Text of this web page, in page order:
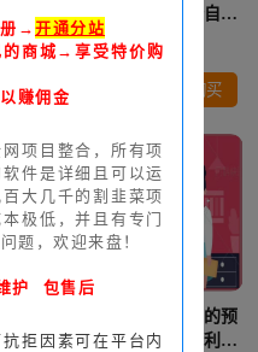
季全自动跑刀死绑号玩法全自动
搬砖挂机项目，单窗口30+【挂
机脚本+使用教程】
￥9.99元
库存充足 购买
【高端精品】外面售卖8888的预
言机预测市场全自动挂机套利项
册→ 开通分站
商城→享受特价购
赚佣金
项目整合，所有项
件是详细且可以运
大几千的割韭菜项
极低，并且有专门
题，欢迎来盘！
护 包售后
拒因素可在平台内